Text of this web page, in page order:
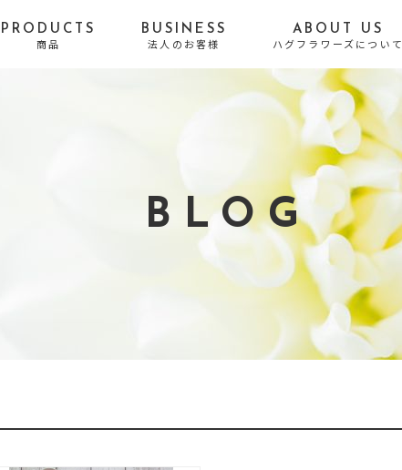
PRODUCTS
商品
お悔やみ・お供え
出産祝い
開店・移転・新居・引
送別・昇進・退職祝い
発表会・公演祝い
お祝い
プロポーズ
BUSINESS
法人のお客様
ABOUT US
ハグフラワーズについて
BLOG